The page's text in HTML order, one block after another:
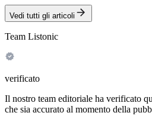
Vedi tutti gli articoli
Team Listonic
verificato
Il nostro team editoriale ha verificato
che sia accurato al momento della